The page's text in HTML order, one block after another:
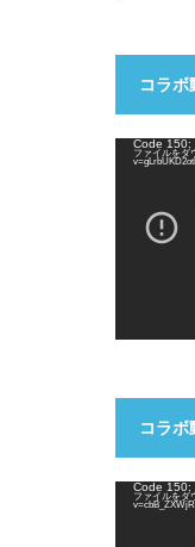
コラボ
動 Code 150:
ファイルをダ
コラボ
Code 150:
ファイルをダ